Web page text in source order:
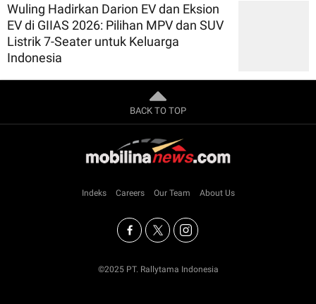
Wuling Hadirkan Darion EV dan Eksion
EV di GIIAS 2026: Pilihan MPV dan SUV
Listrik 7-Seater untuk Keluarga
Indonesia
BACK TO TOP
Indeks Careers Our Team About Us
©2025 PT. Rallytama Indonesia